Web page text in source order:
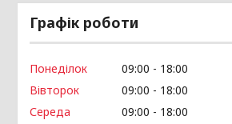
Графік роботи
Понеділок 09:00
18:00
Вівторок
09:00
18:00
Середа
09:00
18:00